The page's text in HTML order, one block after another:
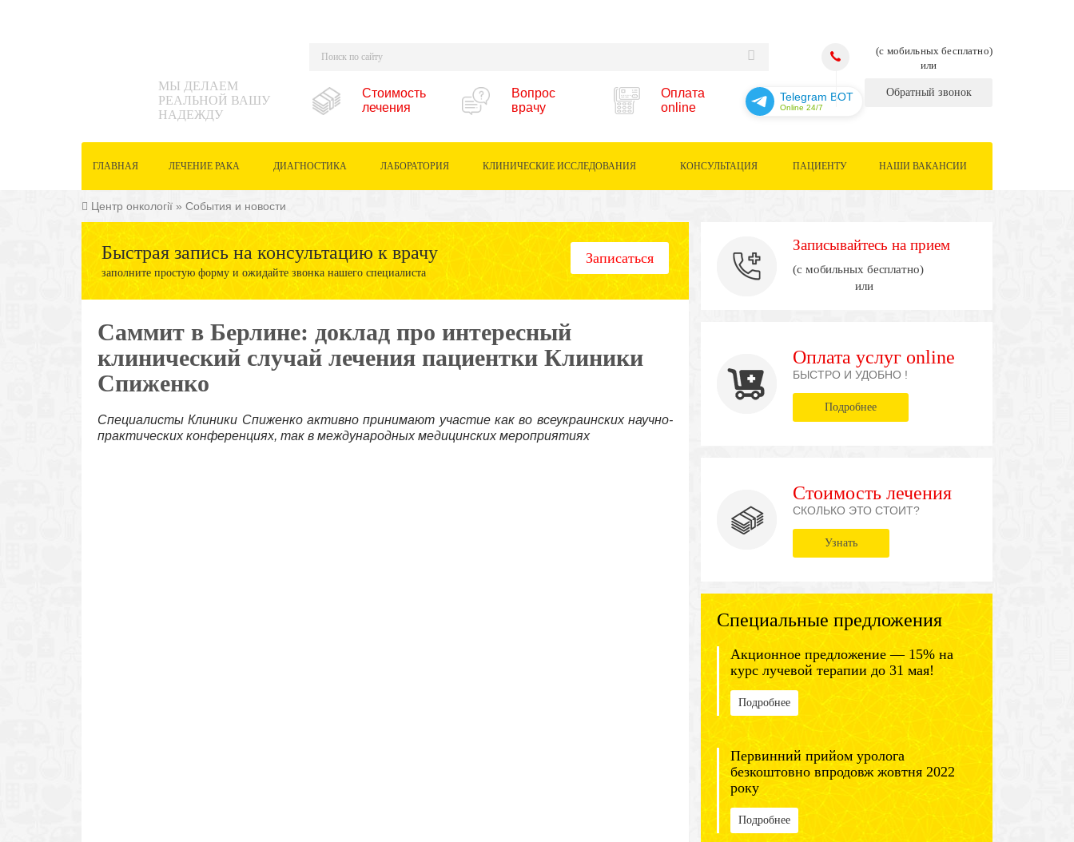
(с мобильных бесплатно)
или
Обратный звонок
МЫ ДЕЛАЕМ
РЕАЛЬНОЙ ВАШУ
НАДЕЖДУ
Стоимость
лечения
Вопрос
врачу
Оплата
online
Telegram BOT
Online 24/7
ГЛАВНАЯ ЛЕЧЕНИЕ РАКА ДИАГНОСТИКА ЛАБОРАТОРИЯ КЛИНИЧЕСКИЕ ИССЛЕДОВАНИЯ КОНСУЛЬТАЦИЯ ПАЦИЕНТУ НАШИ ВАКАНСИИ
Центр онкології » События и новости
Быстрая запись на консультацию к врачу
заполните простую форму и ожидайте звонка нашего специалиста
Записаться
Саммит в Берлине: доклад про интересный
клинический случай лечения пациентки Клиники
Спиженко
Специалисты Клиники Спиженко активно принимают участие как во всеукраинских научно-
практических конференциях, так в международных медицинских мероприятиях
Записывайтесь на прием
(с мобильных бесплатно)
или
Оплата услуг online
БЫСТРО И УДОБНО !
Подробнее
Стоимость лечения
СКОЛЬКО ЭТО СТОИТ?
Узнать
Специальные предложения
Акционное предложение — 15% на
курс лучевой терапии до 31 мая!
Подробнее
Первинний прийом уролога
безкоштовно впродовж жовтня 2022
року
Подробнее